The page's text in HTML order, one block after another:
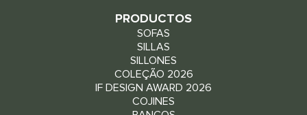
PRODUCTOS
SOFAS
SILLAS
SILLONES
COLEÇÃO 2026
IF DESIGN AWARD 2026
COJINES